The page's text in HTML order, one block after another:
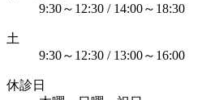
9:30～12:30 / 14:00～18:30
土
9:30～12:30 / 13:00～16:00
休診日